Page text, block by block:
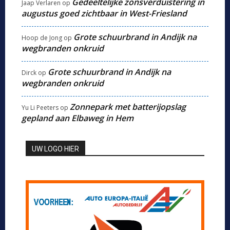
Jaap Verlaren op
augustus goed zichtbaar in West-Friesland
Hoop de Jong op Grote schuurbrand in Andijk na
wegbranden onkruid
Dirck op Grote schuurbrand in Andijk na
wegbranden onkruid
Yu Li Peeters op Zonnepark met batterijopslag
gepland aan Elbaweg in Hem
UW LOGO HIER